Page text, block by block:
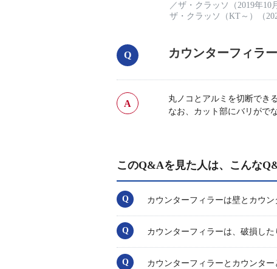
／ザ・クラッソ（2019年10
ザ・クラッソ（KT～）（
カウンターフィラ
丸ノコとアルミを切断でき
なお、カット部にバリがで
このQ&Aを見た人は、こんな
カウンターフィラーは壁とカウ
カウンターフィラーは、破損し
カウンターフィラーとカウンタ